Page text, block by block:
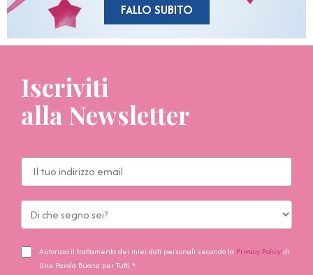
FALLO SUBITO
Iscriviti
alla Newsletter
Autorizzo il trattamento dei miei dati personali secondo la Privacy Policydi
Una Parola Buona per Tutti *